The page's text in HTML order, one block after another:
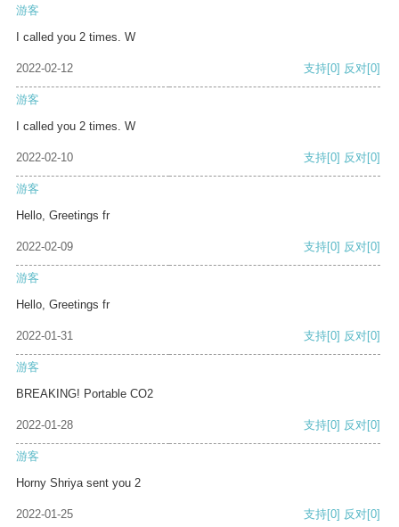
游客
I called you 2 times. W
2022-02-12 支持[0] 反对[0]
游客
I called you 2 times. W
2022-02-10 支持[0] 反对[0]
游客
Hello, Greetings fr
2022-02-09 支持[0] 反对[0]
游客
Hello, Greetings fr
2022-01-31 支持[0] 反对[0]
游客
BREAKING! Portable CO2
2022-01-28 支持[0] 反对[0]
游客
Horny Shriya sent you 2
2022-01-25 支持[0] 反对[0]